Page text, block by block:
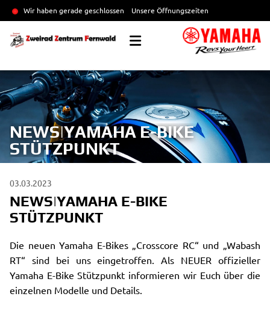
Wir haben gerade geschlossen Unsere Öffnungszeiten
NEWS|YAMAHA E-BIKE
STÜTZPUNKT
03.03.2023
NEWS|YAMAHA E-BIKE
STÜTZPUNKT
Die neuen Yamaha E-Bikes „Crosscore RC“ und „Wabash
RT“ sind bei uns eingetroffen. Als NEUER offizieller
Yamaha E-Bike Stützpunkt informieren wir Euch über die
einzelnen Modelle und Details.